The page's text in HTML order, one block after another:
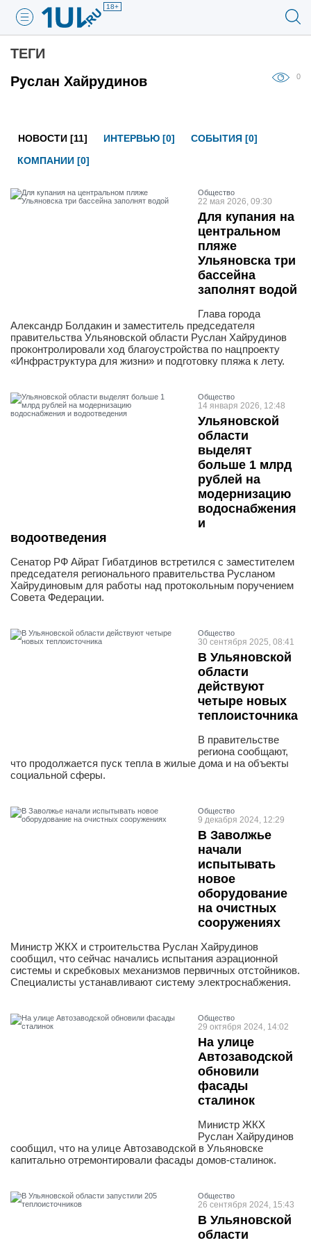
18+
ТЕГИ
Руслан Хайрудинов
0
НОВОСТИ [11] ИНТЕРВЬЮ [0]
СОБЫТИЯ [0]
КОМПАНИИ [0]
Общество
22 мая 2026, 09:30
Для купания на
центральном
пляже
Ульяновска три
бассейна
заполнят водой
Глава города
Александр Болдакин и заместитель председателя
правительства Ульяновской области Руслан Хайрудинов
проконтролировали ход благоустройства по нацпроекту
«Инфраструктура для жизни» и подготовку пляжа к лету.
Общество
14 января 2026, 12:48
Ульяновской
области
выделят
больше 1 млрд
рублей на
модернизацию
водоснабжения
и
водоотведения
Сенатор РФ Айрат Гибатдинов встретился с заместителем
председателя регионального правительства Русланом
Хайрудиновым для работы над протокольным поручением
Совета Федерации.
Общество
30 сентября 2025, 08:41
В Ульяновской
области
действуют
четыре новых
теплоисточника
В правительстве
региона сообщают,
что продолжается пуск тепла в жилые дома и на объекты
социальной сферы.
Общество
9 декабря 2024, 12:29
В Заволжье
начали
испытывать
новое
оборудование
на очистных
сооружениях
Министр ЖКХ и строительства Руслан Хайрудинов
сообщил, что сейчас начались испытания аэрационной
системы и скребковых механизмов первичных отстойников.
Специалисты устанавливают систему электроснабжения.
Общество
29 октября 2024, 14:02
На улице
Автозаводской
обновили
фасады
сталинок
Министр ЖКХ
Руслан Хайрудинов
сообщил, что на улице Автозаводской в Ульяновске
капитально отремонтировали фасады домов-сталинок.
Общество
26 сентября 2024, 15:43
В Ульяновской
области